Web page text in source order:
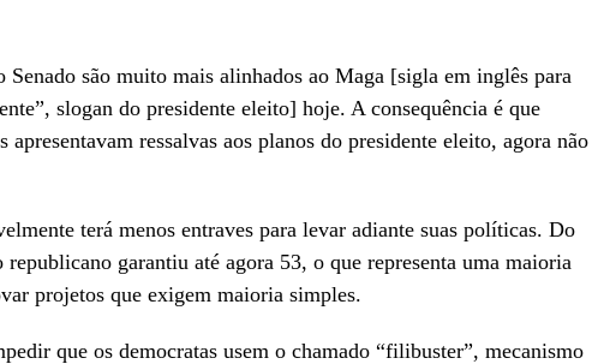
Senado são muito mais alinhados ao Maga [sigla em inglês para
slogan do presidente eleito] hoje. A consequência é que
apresentavam ressalvas aos planos do presidente eleito, agora não
terá menos entraves para levar adiante suas políticas. Do
garantiu até agora 53, o que representa uma maioria
projetos que exigem maioria simples.
que os democratas usem o chamado “filibuster”, mecanismo